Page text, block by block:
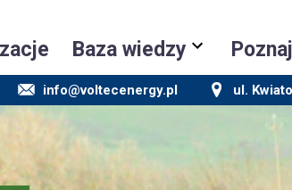
Baza wiedzy
info@voltecenergy.pl ul.